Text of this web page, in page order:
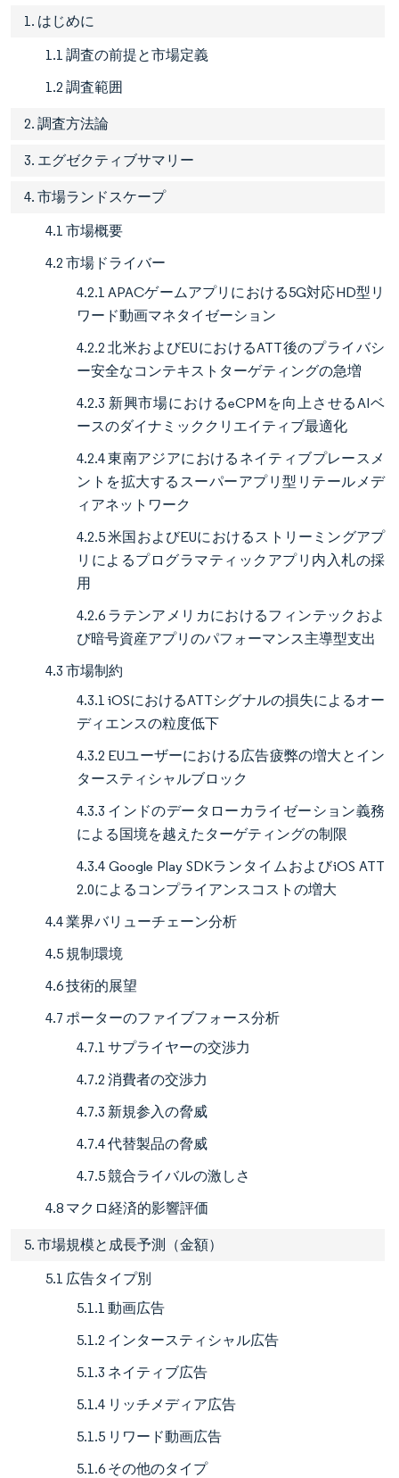
1. はじめに
1.1 調査の前提と市場定義
1.2 調査範囲
2. 調査方法論
3. エグゼクティブサマリー
4. 市場ランドスケープ
4.1 市場概要
4.2 市場ドライバー
4.2.1 APACゲームアプリにおける5G対応HD型リ
ワード動画マネタイゼーション
4.2.2 北米およびEUにおけるATT後のプライバシ
ー安全なコンテキストターゲティングの急増
4.2.3 新興市場におけるeCPMを向上させるAIベ
ースのダイナミッククリエイティブ最適化
4.2.4 東南アジアにおけるネイティブプレースメ
ントを拡大するスーパーアプリ型リテールメデ
ィアネットワーク
4.2.5 米国およびEUにおけるストリーミングアプ
リによるプログラマティックアプリ内入札の採
用
4.2.6 ラテンアメリカにおけるフィンテックおよ
び暗号資産アプリのパフォーマンス主導型支出
4.3 市場制約
4.3.1 iOSにおけるATTシグナルの損失によるオー
ディエンスの粒度低下
4.3.2 EUユーザーにおける広告疲弊の増大とイン
タースティシャルブロック
4.3.3 インドのデータローカライゼーション義務
による国境を越えたターゲティングの制限
4.3.4 Google Play SDKランタイムおよびiOS ATT
2.0によるコンプライアンスコストの増大
4.4 業界バリューチェーン分析
4.5 規制環境
4.6 技術的展望
4.7 ポーターのファイブフォース分析
4.7.1 サプライヤーの交渉力
4.7.2 消費者の交渉力
4.7.3 新規参入の脅威
4.7.4 代替製品の脅威
4.7.5 競合ライバルの激しさ
4.8 マクロ経済的影響評価
5. 市場規模と成長予測（金額）
5.1 広告タイプ別
5.1.1 動画広告
5.1.2 インタースティシャル広告
5.1.3 ネイティブ広告
5.1.4 リッチメディア広告
5.1.5 リワード動画広告
5.1.6 その他のタイプ